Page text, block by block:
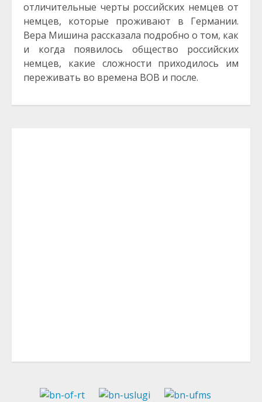
отличительные черты российских немцев от
немцев, которые проживают в Германии.
Вера Мишина рассказала подробно о том, как
и когда появилось общество российских
немцев, какие сложности приходилось им
переживать во времена ВОВ и после.